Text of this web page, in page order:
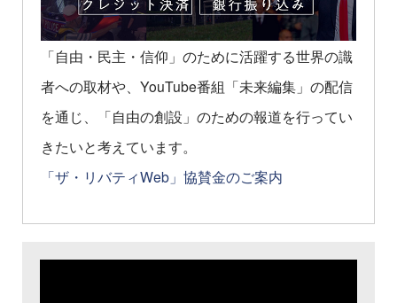
「自由・民主・信仰」のために活躍する世界の識
者への取材や、YouTube番組「未来編集」の配信
を通じ、「自由の創設」のための報道を行ってい
きたいと考えています。
「ザ・リバティWeb」協賛金のご案内